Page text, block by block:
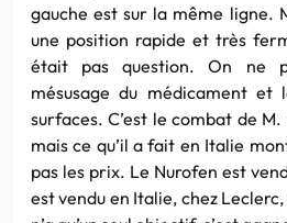
gauche est sur la même ligne.
une position rapide et très
était pas question. On ne
mésusage du médicament et
surfaces. C’est le combat de
mais ce qu’il a fait en Italie
pas les prix. Le Nurofen est
est vendu en Italie, chez